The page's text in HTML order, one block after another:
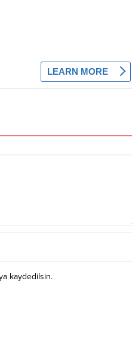
kaydedilsin.